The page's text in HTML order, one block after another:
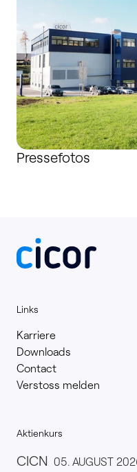
Pressefotos
Links
Karriere
Downloads
Contact
Verstoss melden
Aktienkurs